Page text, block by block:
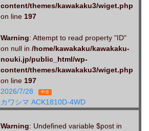
content/themes/kawakaku3/wiget.php
on line 197
Warning: Attempt to read property "ID"
on null in /home/kawakaku/kawakaku-
nouki.jp/public_html/wp-
content/themes/kawakaku3/wiget.php
on line 197
2026/7/28
中古
カワシマ ACK1810D-4WD
Warning: Undefined variable $post in